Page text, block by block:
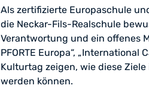
Als zertifizierte Europaschule
die Neckar-Fils-Realschule
Verantwortung und ein offenes
PFORTE Europa“, „International
Kulturtag zeigen, wie diese
werden können.